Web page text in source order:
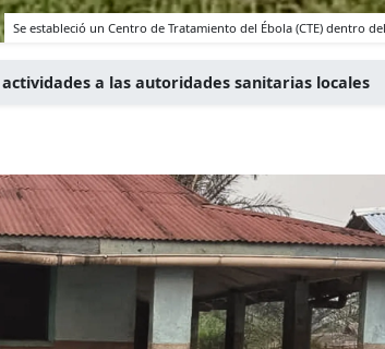
Se estableció un Centro de Tratamiento del Ébola (CTE) dentro
a las autoridades sanitarias locales